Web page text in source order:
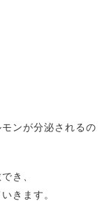
ンが分泌されるの
き、
きます。